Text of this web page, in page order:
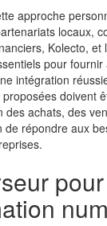
approche
locaux,
Kolecto, et
pour
intégration
doivent
des achats, des
de répondre aux